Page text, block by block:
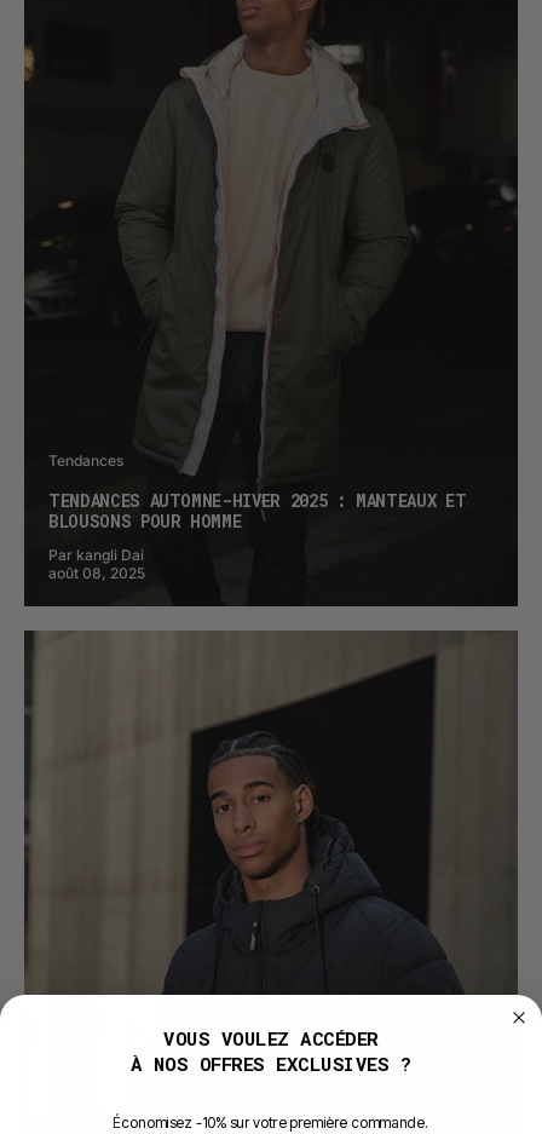
Tendances
TENDANCES AUTOMNE-HIVER 2025 : MANTEAUX ET
BLOUSONS POUR HOMME
Par kangli Dai
août 08, 2025
VOUS VOULEZ ACCÉDER
À NOS OFFRES EXCLUSIVES ?
Économisez -10% sur votre première commande.